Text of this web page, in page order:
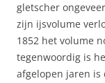
gletscher
zijn ijsvolume
1852 het volume
tegenwoordig is
afgelopen jaren is